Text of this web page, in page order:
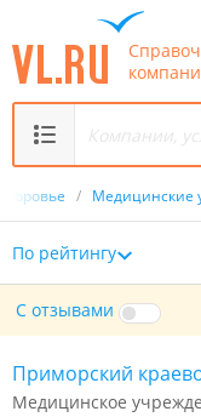
/ Медицинские
По рейтингу
С отзывами
Приморский
Медицинское